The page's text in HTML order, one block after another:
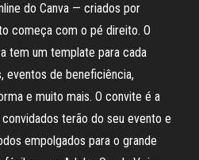
do Canva — criados por
começa com o pé direito. O
tem um template para cada
eventos de beneficiência,
e muito mais. O convite é a
terão do seu evento e
empolgados para o grande